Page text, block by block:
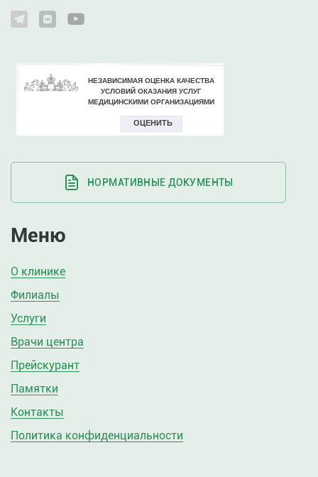
НОРМАТИВНЫЕ ДОКУМЕНТЫ
Меню
О клинике
Филиалы
Услуги
Врачи центра
Прейскурант
Памятки
Контакты
Политика конфиденциальности